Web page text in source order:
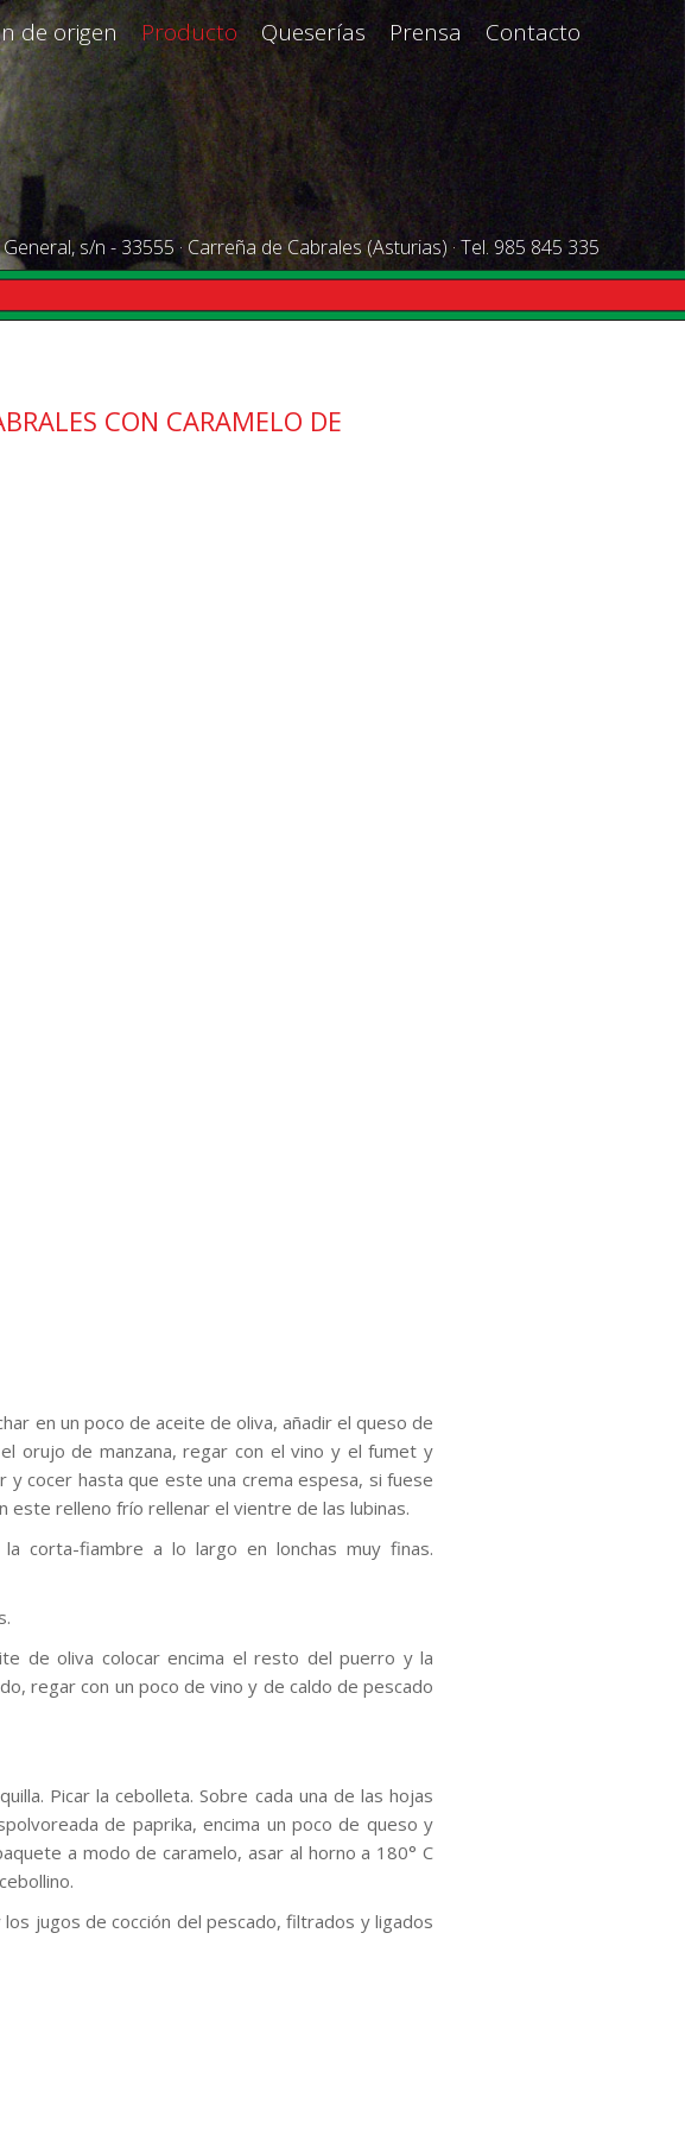
de origen Producto Queserías Prensa Contacto
s/n - 33555 · Carreña de Cabrales (Asturias) · Tel. 985 845 335
CON CARAMELO DE
en un poco de aceite de oliva, añadir el queso de
orujo de manzana, regar con el vino y el fumet y
y cocer hasta que este una crema espesa, si fuese
este relleno frío rellenar el vientre de las lubinas.
corta-fiambre a lo largo en lonchas muy finas.
de oliva colocar encima el resto del puerro y la
regar con un poco de vino y de caldo de pescado
Picar la cebolleta. Sobre cada una de las hojas
de paprika, encima un poco de queso y
a modo de caramelo, asar al horno a 180° C
jugos de cocción del pescado, filtrados y ligados